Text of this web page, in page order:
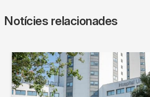
Notícies relacionades